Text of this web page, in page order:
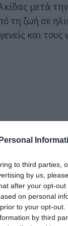
to third parties,
by us,
after your opt-
on personal
to your opt-
by third
μετά
τη ζωή σε
και τους
πόλη, καθώς